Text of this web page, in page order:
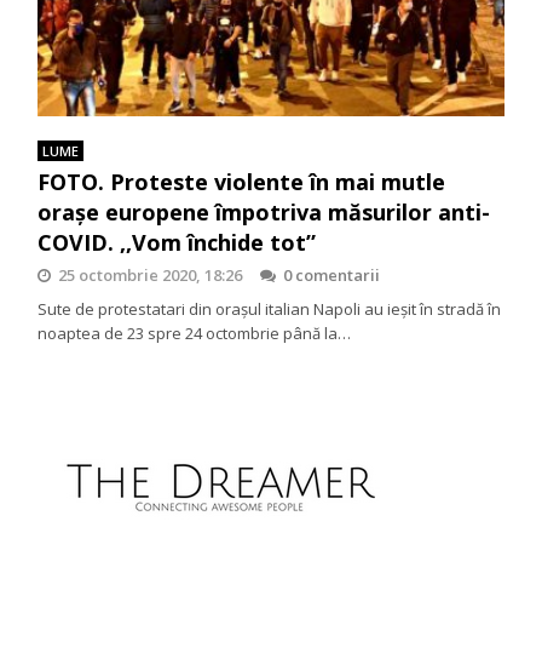
LUME
FOTO. Proteste violente în mai mutle
orașe europene împotriva măsurilor anti-
COVID. ,,Vom închide tot”
25 octombrie 2020, 18:26
0 comentarii
Sute de protestatari din orașul italian Napoli au ieșit în stradă în
noaptea de 23 spre 24 octombrie până la…